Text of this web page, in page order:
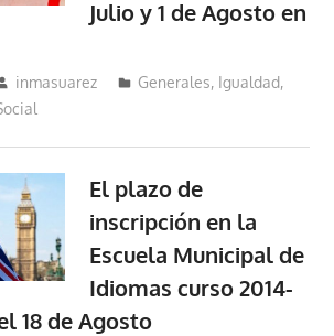
Julio y 1 de Agosto en
inmasuarez Generales, Igualdad,
El plazo de
inscripción en la
Escuela Municipal de
Idiomas curso 2014-
18 de Agosto